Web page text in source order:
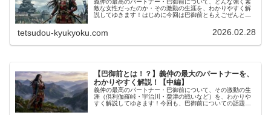
義仲の最高のパートナー・巴御前について、どんな強く素
敵な女性だったのか・その激動の生涯を、わかりやすく解
説してゆきます！はじめに今回は​​巴御前ともえごぜんとい
tetsudou-kyukyoku.com 2026.02.28
【巴御前とは！？】義仲の最大のパートナーを、
わかりやすく解説！【中編】
義仲の最高のパートナー・巴御前について、その激動の生
涯（倶利伽羅峠・宇治川・粟津の戦いなど）を、わかりや
すく解説してゆきます！今回も、巴御前についての話題前